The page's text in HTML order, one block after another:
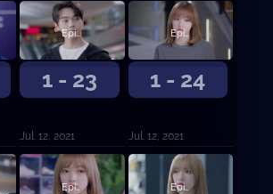
1 - 23
Episodio 23
Jul. 12, 2021
1 - 24
Episodio 24
Jul. 12, 2021
Episodio 26 Episodio 27